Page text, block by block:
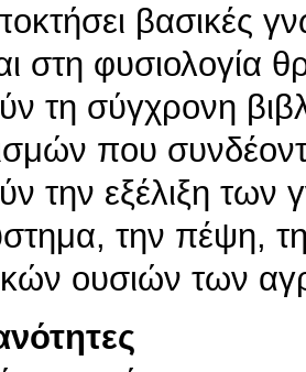
βασικές
στη φυσιολογία
τη σύγχρονη
που
την εξέλιξη των
την πέψη,
ουσιών των